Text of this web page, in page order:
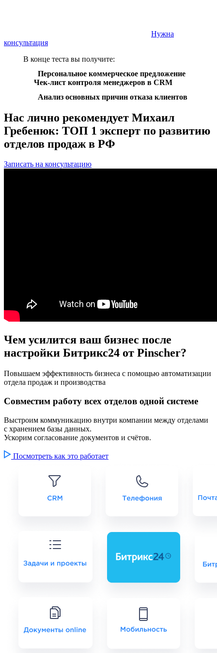
Нужна
консультация
В конце теста вы получите:
Персональное коммерческое предложение
Чек-лист контроля менеджеров в CRM
Анализ основных причин отказа клиентов
Нас лично рекомендует Михаил
Гребенюк: ТОП 1 эксперт по развитию
отделов продаж в РФ
Записать на консультацию
Чем усилится ваш бизнес после
настройки Битрикс24 от Pinscher?
Повышаем эффективность бизнеса с помощью автоматизации
отдела продаж и производства
Совместим работу всех отделов одной системе
Выстроим коммуникацию внутри компании между отделами
с хранением базы данных.
Ускорим согласование документов и счётов.
Посмотреть как это работает